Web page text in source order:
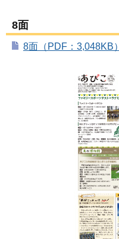
8面
8面（PDF：3,048KB）